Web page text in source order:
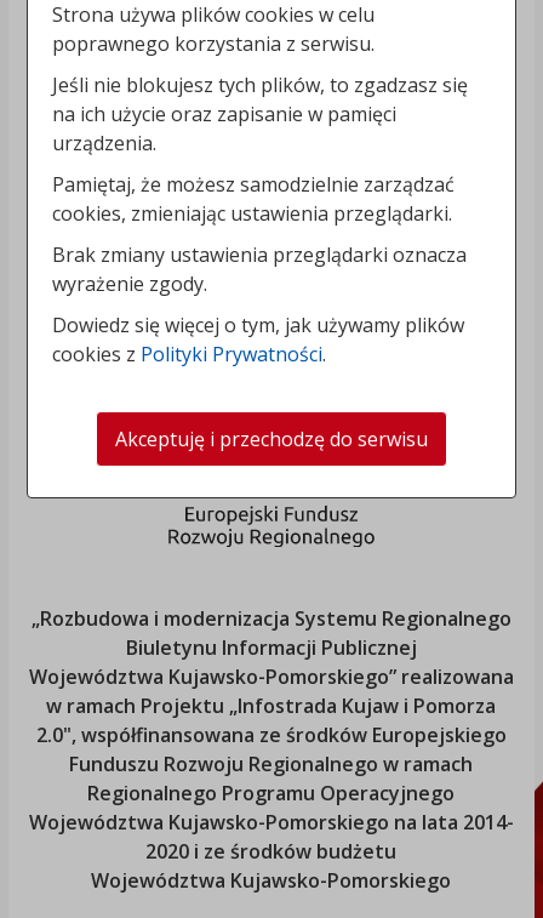
„Rozbudowa i modernizacja Systemu Regionalnego
Biuletynu Informacji Publicznej
Województwa Kujawsko-Pomorskiego” realizowana
w ramach Projektu „Infostrada Kujaw i Pomorza
2.0", współfinansowana ze środków Europejskiego
Funduszu Rozwoju Regionalnego w ramach
Regionalnego Programu Operacyjnego
Województwa Kujawsko-Pomorskiego na lata 2014-
2020 i ze środków budżetu
Województwa Kujawsko-Pomorskiego
Strona używa plików cookies w celu
poprawnego korzystania z serwisu.
Jeśli nie blokujesz tych plików, to zgadzasz się
na ich użycie oraz zapisanie w pamięci
urządzenia.
Pamiętaj, że możesz samodzielnie zarządzać
cookies, zmieniając ustawienia przeglądarki.
Brak zmiany ustawienia przeglądarki oznacza
wyrażenie zgody.
Dowiedz się więcej o tym, jak używamy plików
cookies z Polityki Prywatności.
Akceptuję i przechodzę do serwisu